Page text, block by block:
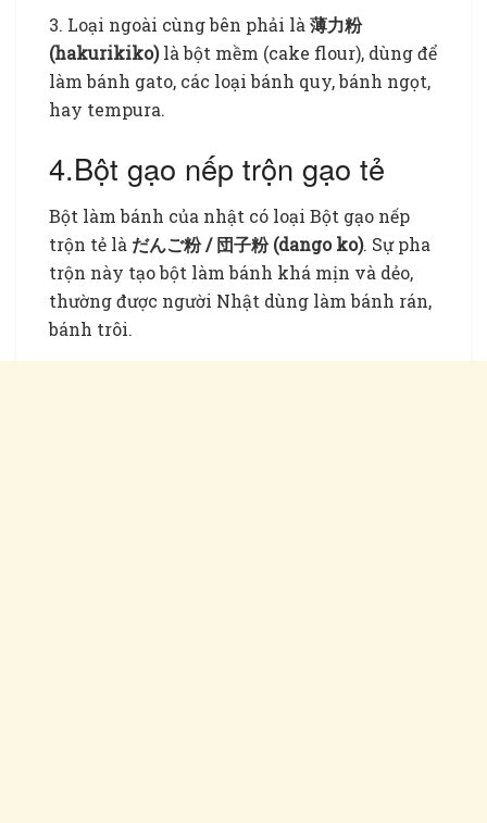
3. Loại ngoài cùng bên phải là 薄力粉
(hakurikiko)là bột mềm (cake flour), dùng để
làm bánh gato, các loại bánh quy, bánh ngọt,
hay tempura.
4.Bột gạo nếp trộn gạo tẻ
Bột làm bánh của nhật có loại Bột gạo nếp
trộn tẻ là だんご粉 / 団子粉 (dango ko). Sự pha
trộn này tạo bột làm bánh khá mịn và dẻo,
thường được người Nhật dùng làm bánh rán,
bánh trôi.